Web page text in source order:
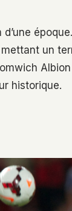
d’une
un
historique.